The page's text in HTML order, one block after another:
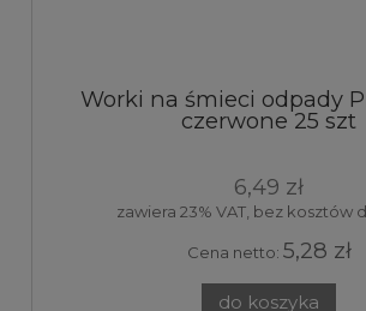
Worki na śmieci odpady
czerwone 25 szt
6,49 zł
zawiera 23% VAT, bez kosztów
Cena netto: 5,28 zł
do koszyka